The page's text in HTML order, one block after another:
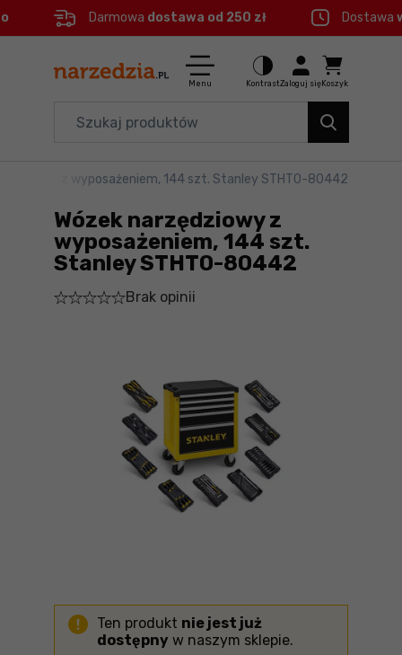
Menu główne
Informacje o produkcie
Szczegółowe informacje
Stopka
Darmowa dostawa od 250 zł Dostawa
Menu KontrastZaloguj się Koszyk
Elektronarzędzia
Akcesoria
z wyposażeniem, 144 szt. Stanley STHT0-80442
Wózek narzędziowy z
wyposażeniem, 144 szt.
Stanley STHT0-80442
Brak opinii
Ten produkt nie jest już
dostępny w naszym sklepie.